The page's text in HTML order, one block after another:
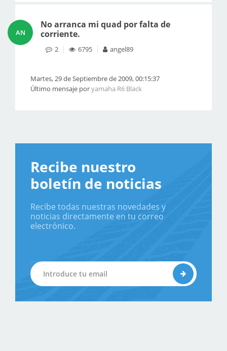
AN
No arranca mi quad por falta de
corriente.
2 6795 angel89
Martes, 29 de Septiembre de 2009, 00:15:37
Último mensaje poryamaha R6 Black
Recibe nuestro
boletín de noticias
Recibe todas nuestras novedades y
noticias directamente en tu correo
electrónico.